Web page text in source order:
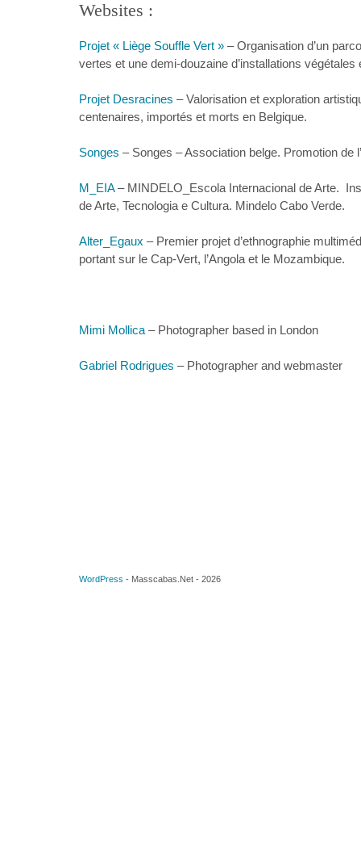
Websites :
Projet « Liège Souffle Vert » – Organisation d’un
vertes et une demi-douzaine d’installations végétales
Projet Desracines – Valorisation et exploration
centenaires, importés et morts en Belgique.
Songes – Songes – Association belge. Promotion de
M_EIA– MINDELO_Escola Internacional de Arte.
de Arte, Tecnologia e Cultura. Mindelo Cabo Verde.
Alter_Egaux – Premier projet d’ethnographie
portant sur le Cap-Vert, l’Angola et le Mozambique.
Mimi Mollica– Photographer based in London
Gabriel Rodrigues – Photographer and webmaster
WordPress - Masscabas.Net - 2026